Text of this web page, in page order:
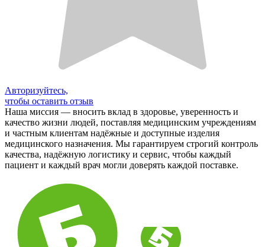
Авторизуйтесь,
чтобы оставить отзыв
Наша миссия — вносить вклад в здоровье, уверенность и
качество жизни людей, поставляя медицинским учреждениям
и частным клиентам надёжные и доступные изделия
медицинского назначения. Мы гарантируем строгий контроль
качества, надёжную логистику и сервис, чтобы каждый
пациент и каждый врач могли доверять каждой поставке.